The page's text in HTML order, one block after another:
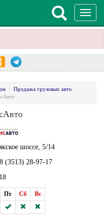
Продажа грузовых авто
шоссе, 5/14
(3513) 28-97-17
Пт Сб Вс